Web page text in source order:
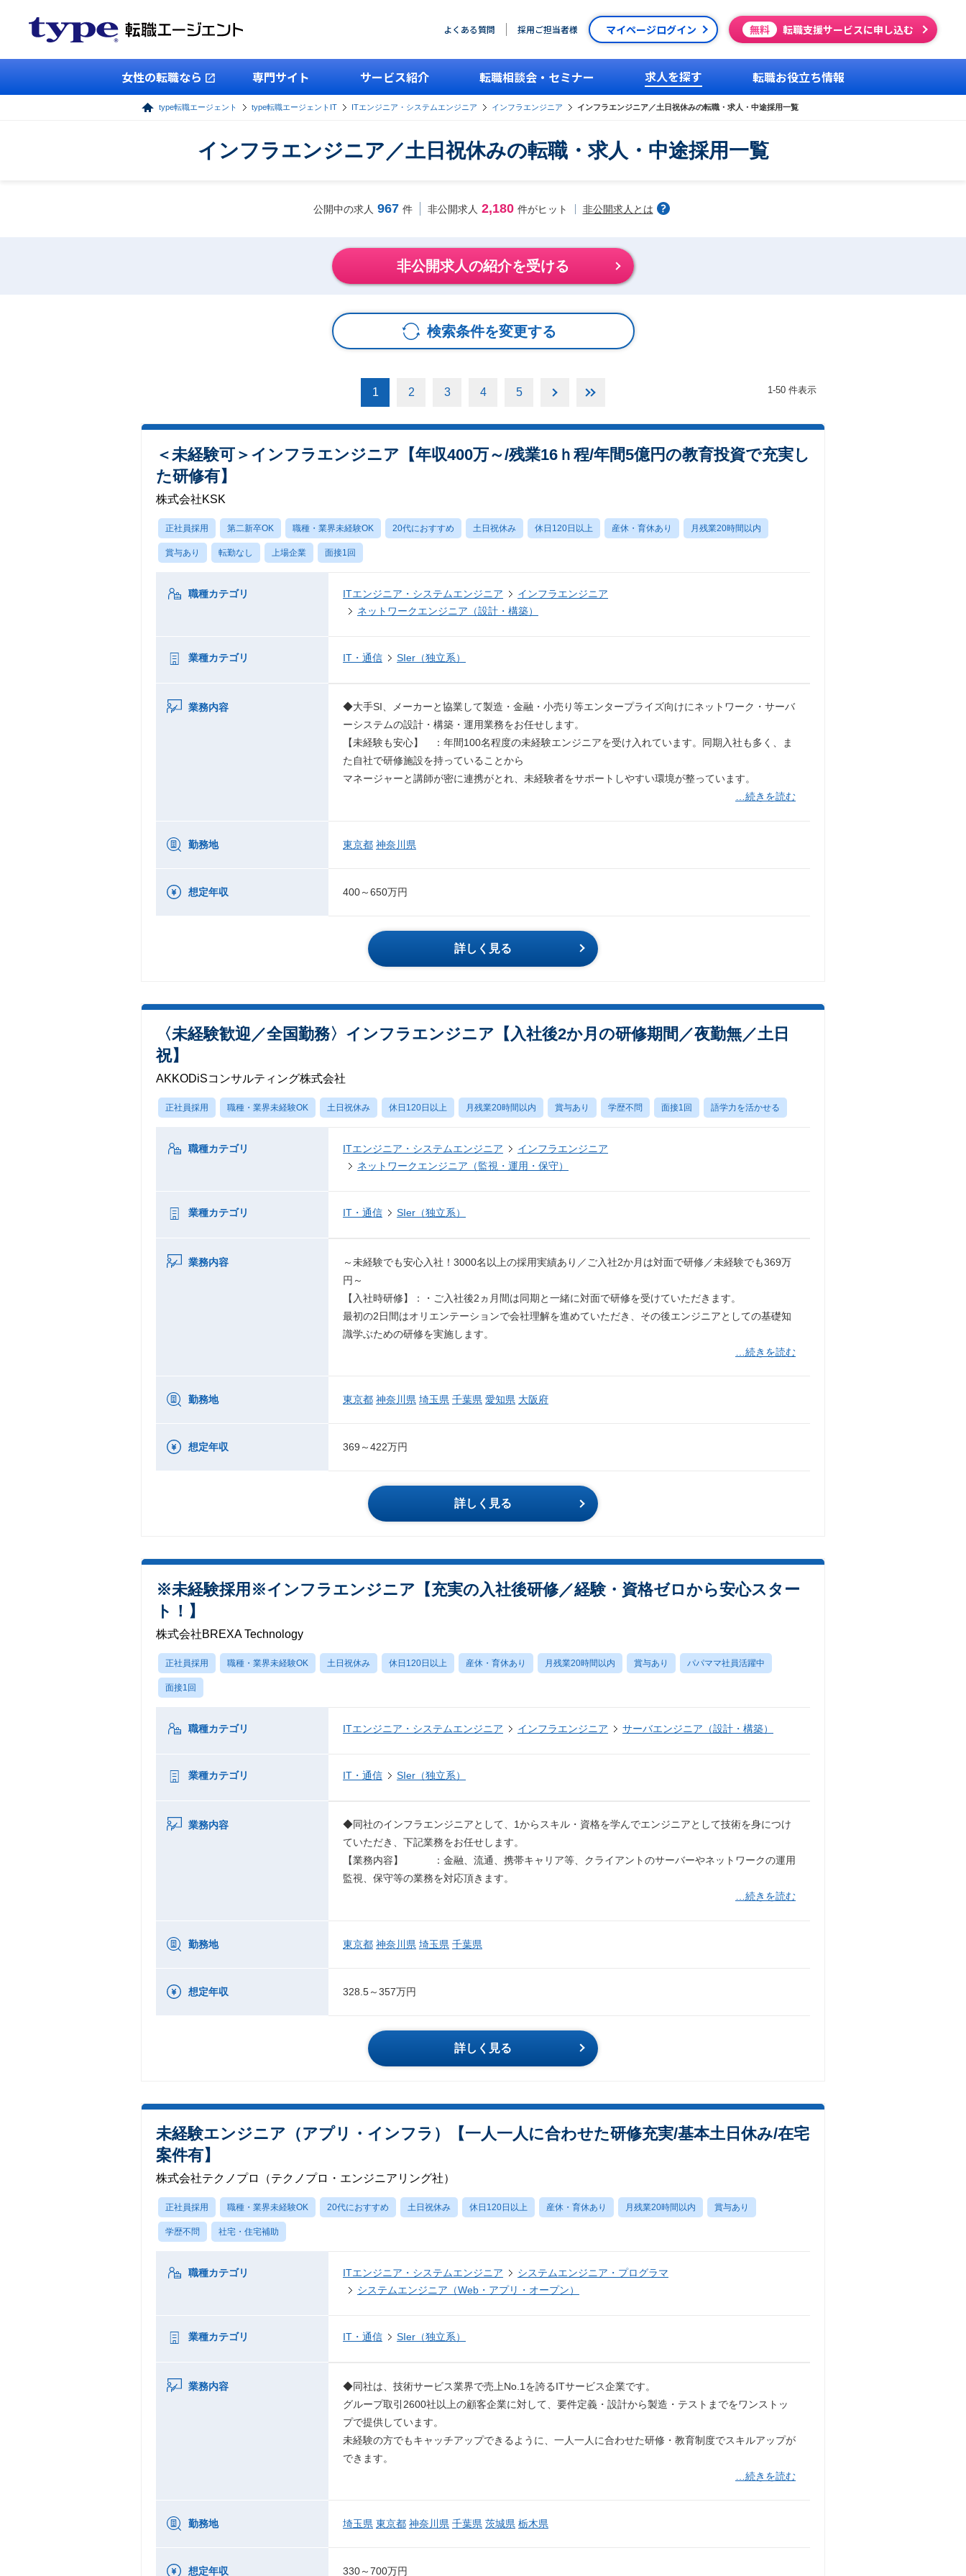
よくある質問 採用ご担当者様 マイページログイン 無料 転職支援サービスに申し込む
女性の転職なら 専門サイト サービス紹介 転職相談会・セミナー 求人を探す 転職お役立ち情報
type転職エージェント type転職エージェントIT ITエンジニア・システムエンジニア インフラエンジニア インフラエンジニア／土日祝休みの転職・求人・中途採用一覧
インフラエンジニア／土日祝休みの転職・求人・中途採用一覧
公開中の求人 967 件 非公開求人 2,180 件がヒット 非公開求人とは
非公開求人の紹介を受ける
検索条件を変更する
1 2 3 4 5 1-50 件表示
＜未経験可＞インフラエンジニア【年収400万～/残業16ｈ程/年間5億円の教育投資で充実し
た研修有】
株式会社KSK
正社員採用 第二新卒OK 職種・業界未経験OK 20代におすすめ 土日祝休み 休日120日以上 産休・育休あり 月残業20時間以内
賞与あり 転勤なし 上場企業 面接1回
職種カテゴリ ITエンジニア・システムエンジニア
インフラエンジニア
ネットワークエンジニア（設計・構築）
業種カテゴリ IT・通信 SIer（独立系）
業務内容
◆大手SI、メーカーと協業して製造・金融・小売り等エンタープライズ向けにネットワーク・サーバ
ーシステムの設計・構築・運用業務をお任せします。
【未経験も安心】 ：年間100名程度の未経験エンジニアを受け入れています。同期入社も多く、ま
た自社で研修施設を持っていることから
マネージャーと講師が密に連携がとれ、未経験者をサポートしやすい環境が整っています。
…続きを読む
勤務地 東京都 神奈川県
想定年収 400～650万円
詳しく見る
〈未経験歓迎／全国勤務〉インフラエンジニア【入社後2か月の研修期間／夜勤無／土日
祝】
AKKODiSコンサルティング株式会社
正社員採用 職種・業界未経験OK 土日祝休み 休日120日以上 月残業20時間以内 賞与あり 学歴不問 面接1回 語学力を活かせる
職種カテゴリ ITエンジニア・システムエンジニア
インフラエンジニア
ネットワークエンジニア（監視・運用・保守）
業種カテゴリ IT・通信 SIer（独立系）
業務内容
～未経験でも安心入社！3000名以上の採用実績あり／ご入社2か月は対面で研修／未経験でも369万
円～
【入社時研修】：・ご入社後2ヵ月間は同期と一緒に対面で研修を受けていただきます。
最初の2日間はオリエンテーションで会社理解を進めていただき、その後エンジニアとしての基礎知
識学ぶための研修を実施します。
…続きを読む
勤務地 東京都 神奈川県 埼玉県 千葉県 愛知県 大阪府
想定年収 369～422万円
詳しく見る
※未経験採用※インフラエンジニア【充実の入社後研修／経験・資格ゼロから安心スター
ト！】
株式会社BREXA Technology
正社員採用 職種・業界未経験OK 土日祝休み 休日120日以上 産休・育休あり 月残業20時間以内 賞与あり パパママ社員活躍中
面接1回
職種カテゴリ ITエンジニア・システムエンジニア インフラエンジニア サーバエンジニア（設計・構築）
業種カテゴリ IT・通信 SIer（独立系）
業務内容
◆同社のインフラエンジニアとして、1からスキル・資格を学んでエンジニアとして技術を身につけ
ていただき、下記業務をお任せします。
【業務内容】 ：金融、流通、携帯キャリア等、クライアントのサーバーやネットワークの運用
監視、保守等の業務を対応頂きます。
…続きを読む
勤務地 東京都 神奈川県 埼玉県 千葉県
想定年収 328.5～357万円
詳しく見る
未経験エンジニア（アプリ・インフラ）【一人一人に合わせた研修充実/基本土日休み/在宅
案件有】
株式会社テクノプロ（テクノプロ・エンジニアリング社）
正社員採用 職種・業界未経験OK 20代におすすめ 土日祝休み 休日120日以上 産休・育休あり 月残業20時間以内 賞与あり
学歴不問 社宅・住宅補助
職種カテゴリ ITエンジニア・システムエンジニア
システムエンジニア・プログラマ
システムエンジニア（Web・アプリ・オープン）
業種カテゴリ IT・通信 SIer（独立系）
業務内容
◆同社は、技術サービス業界で売上No.1を誇るITサービス企業です。
グループ取引2600社以上の顧客企業に対して、要件定義・設計から製造・テストまでをワンストッ
プで提供しています。
未経験の方でもキャッチアップできるように、一人一人に合わせた研修・教育制度でスキルアップが
できます。
…続きを読む
勤務地 埼玉県 東京都 神奈川県 千葉県 茨城県 栃木県
想定年収 330～700万円